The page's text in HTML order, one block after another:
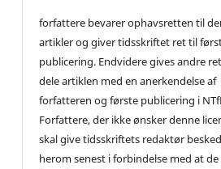
forfattere bevarer ophavsretten til
artikler og giver tidsskriftet ret til
publicering. Endvidere gives andre
dele artiklen med en anerkendelse af
forfatteren og første publicering i
Forfattere, der ikke ønsker denne
skal give tidsskriftets redaktør besked
herom senest i forbindelse med at